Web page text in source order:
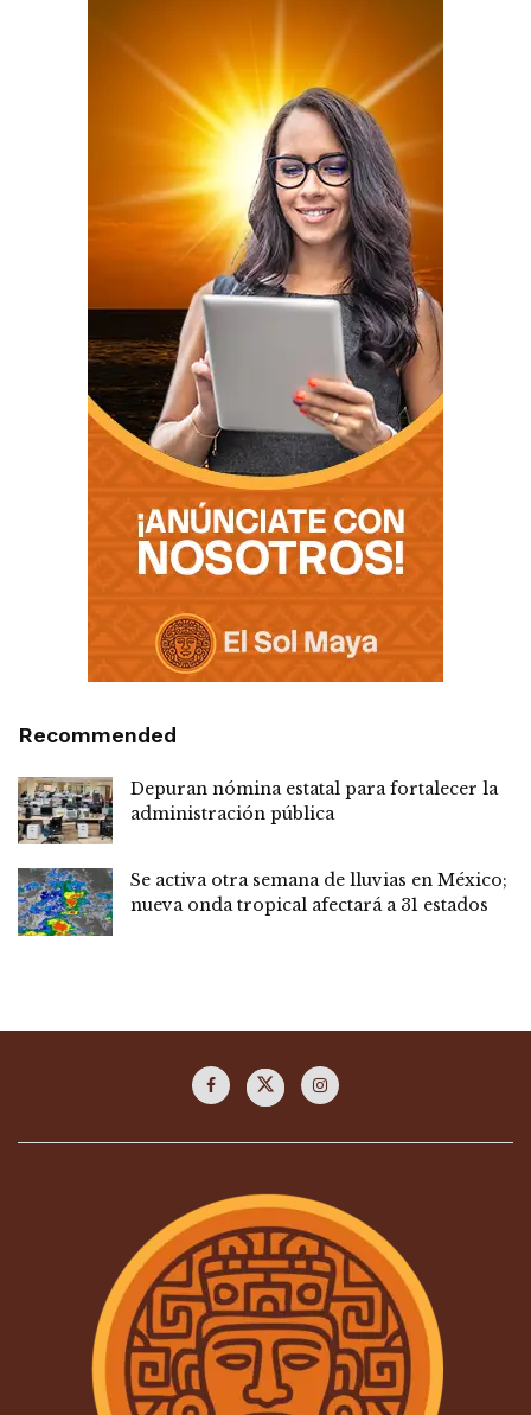
Recommended
Depuran nómina estatal para fortalecer la
administración pública
Se activa otra semana de lluvias en México;
nueva onda tropical afectará a 31 estados